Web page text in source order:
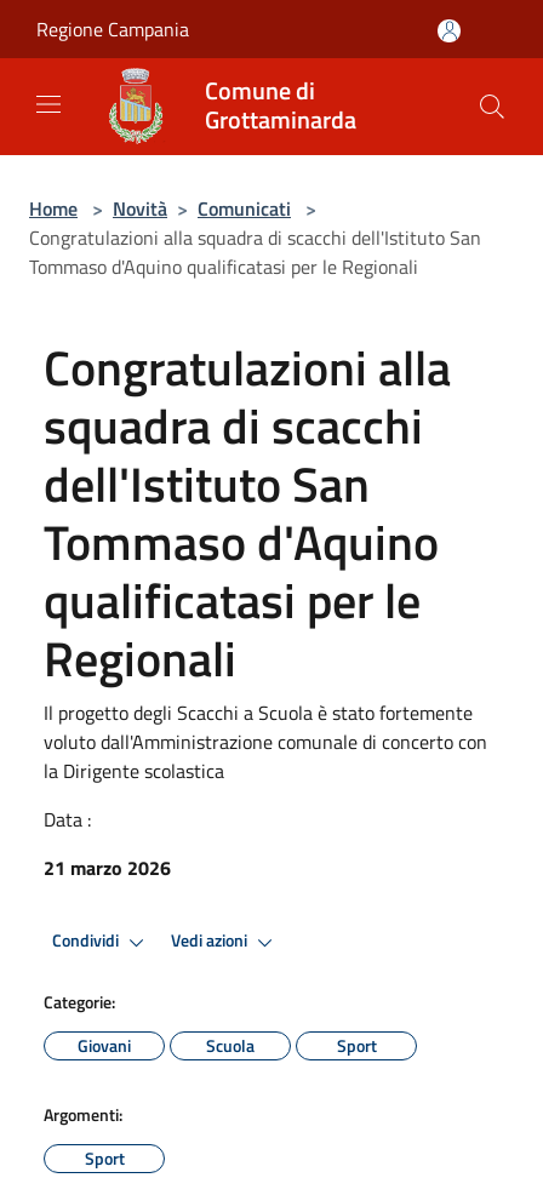
Regione Campania
Comune di
Grottaminarda
Home > Novità > Comunicati >
Congratulazioni alla squadra di scacchi dell'Istituto San
Tommaso d'Aquino qualificatasi per le Regionali
Congratulazioni alla
squadra di scacchi
dell'Istituto San
Tommaso d'Aquino
qualificatasi per le
Regionali
Il progetto degli Scacchi a Scuola è stato fortemente
voluto dall'Amministrazione comunale di concerto con
la Dirigente scolastica
Data :
21 marzo 2026
Condividi Vedi azioni
Categorie:
Giovani
Scuola Sport
Argomenti:
Sport